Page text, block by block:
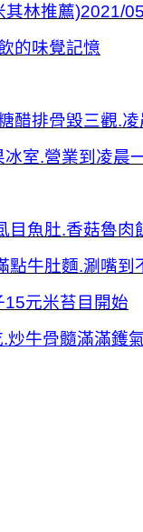
林推薦)2021/
的味覺記憶
醋排骨毀三觀.
室.營業到凌晨
目魚肚.香菇魯肉
點牛肚麵.涮嘴到
15元米苔目開始
炒牛骨髓滿滿鑊